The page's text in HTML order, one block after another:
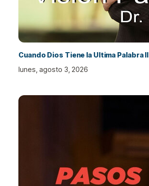
Cuando Dios Tiene la Ultima Palabra II
lunes, agosto 3, 2026